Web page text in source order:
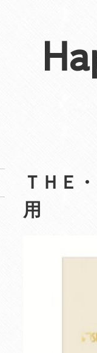
ＴＨＥ
用